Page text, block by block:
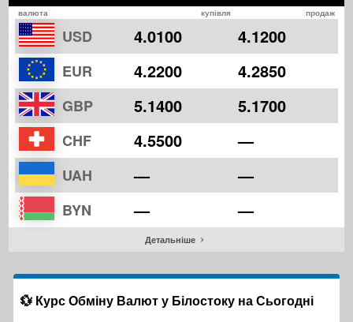
валюта купівля продаж
USD 4.0100 4.1200
EUR 4.2200 4.2850
GBP 5.1400 5.1700
CHF 4.5500 —
UAH — —
BYN — —
Детальніше
💱 Курс Обміну Валют у Білостоку на Сьогодні